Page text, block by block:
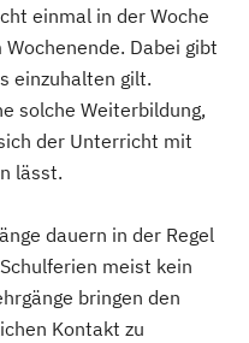
-
Fachrichtung
Therapien
Tierhaltung
einmal in der Woche
Dabei gibt
einzuhalten gilt.
solche Weiterbildung,
der Unterricht mit
lässt.
dauern in der Regel
meist kein
bringen den
Kontakt zu